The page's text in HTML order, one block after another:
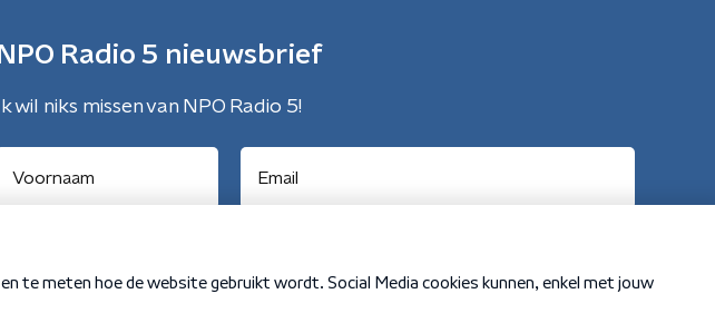
NPO Radio 5 nieuwsbrief
Ik wil niks missen van NPO Radio 5!